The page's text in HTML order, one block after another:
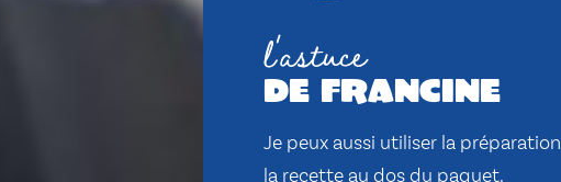
l'astuce
de francine
Je peux aussi utiliser la préparation
la recette au dos du paquet.